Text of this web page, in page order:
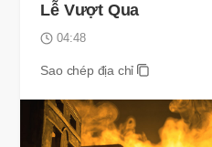
Lễ Vượt Qua
04:48
Sao chép địa chỉ